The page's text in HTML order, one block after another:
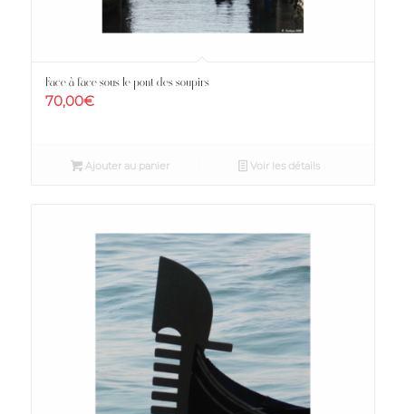
Face à face sous le pont des soupirs
70,00€
Ajouter au panier Voir les détails